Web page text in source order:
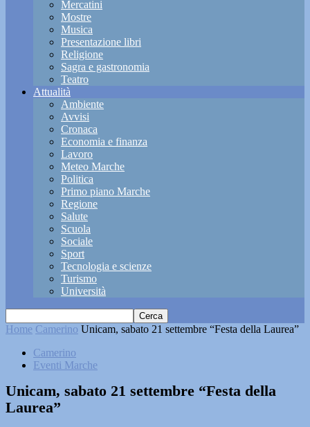
Mercatini
Mostre
Musica
Presentazione libri
Religione
Sagra e gastronomia
Teatro
Attualità
Ambiente
Avvisi
Cronaca
Economia e finanza
Lavoro
Meteo Marche
Politica
Primo piano Marche
Regione
Salute
Scuola
Sociale
Sport
Tecnologia e scienze
Turismo
Università
Home Camerino Unicam, sabato 21 settembre “Festa della Laurea”
Camerino
Eventi Marche
Unicam, sabato 21 settembre “Festa della
Laurea”